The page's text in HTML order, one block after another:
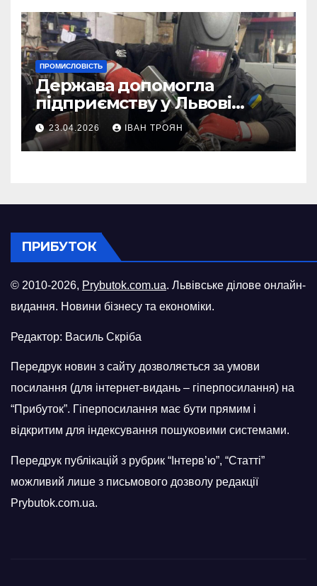
ПРОМИСЛОВІСТЬ
Держава допомогла
підприємству у Львові
відновити виробничі
потужності після атаки
російського БПЛА
23.04.2026 ІВАН ТРОЯН
ПРИБУТОК
© 2010-2026, Prybutok.com.ua. Львівське ділове онлайн-
видання. Новини бізнесу та економіки.
Редактор: Василь Скріба
Передрук новин з сайту дозволяється за умови
посилання (для інтернет-видань – гіперпосилання) на
“Прибуток”. Гіперпосилання має бути прямим і
відкритим для індексування пошуковими системами.
Передрук публікацій з рубрик “Інтерв’ю”, “Статті”
можливий лише з письмового дозволу редакції
Prybutok.com.ua.